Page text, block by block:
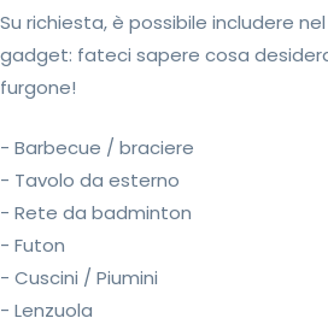
Su richiesta, è possibile includere
gadget: fateci sapere cosa
furgone!
- Barbecue / braciere
- Tavolo da esterno
- Rete da badminton
- Futon
- Cuscini / Piumini
- Lenzuola